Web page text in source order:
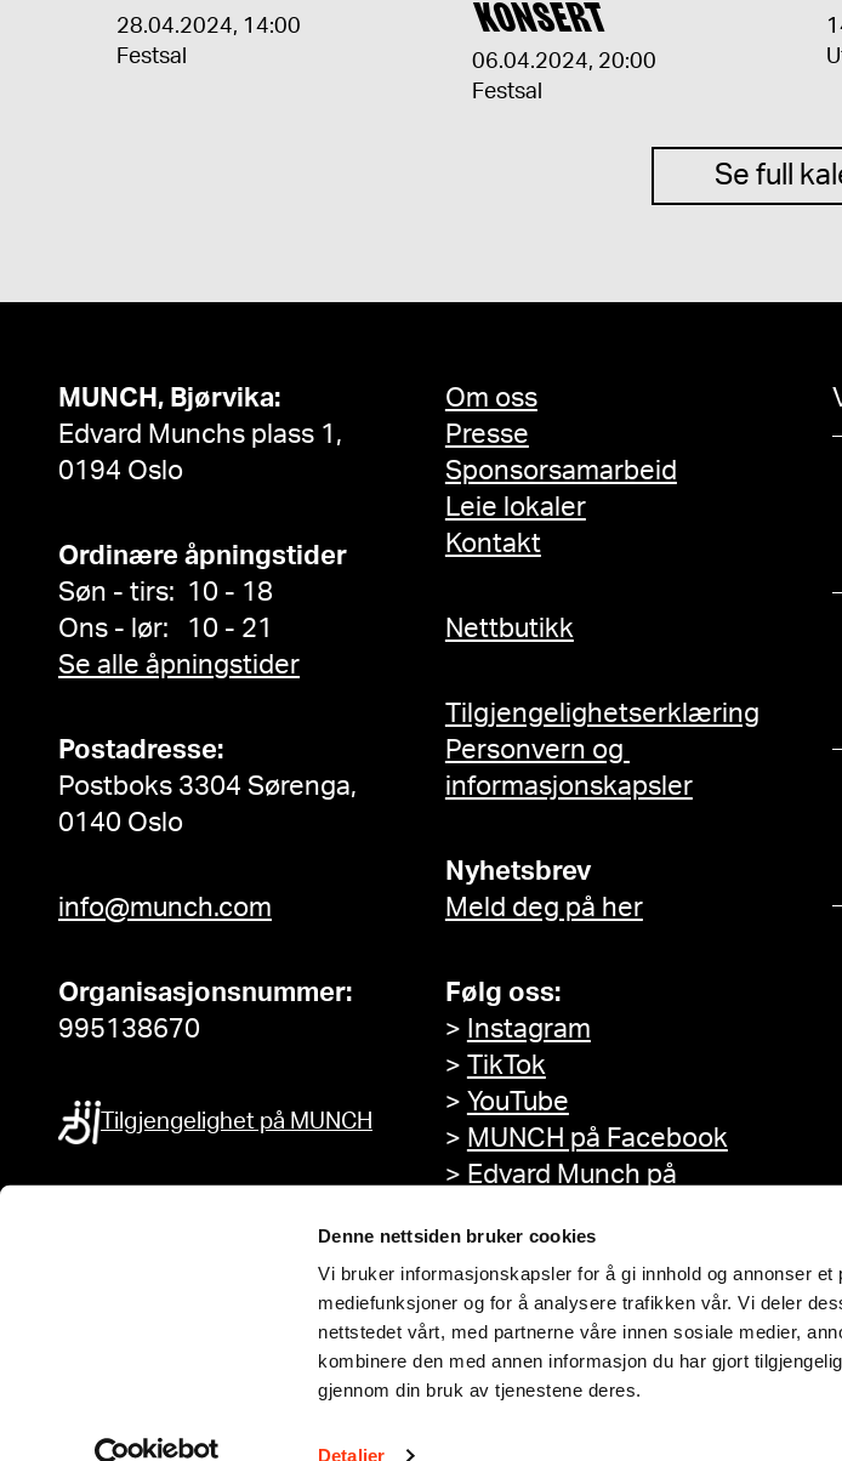
Denne nettsiden bruker cookies
Vi bruker informasjonskapsler for å gi innhold og annonser
mediefunksjoner og for å analysere trafikken vår. Vi deler
nettstedet vårt, med partnerne våre innen sosiale medier,
kombinere den med annen informasjon du har gjort
gjennom din bruk av tjenestene deres.
Detaljer
28.04.2024, 14:00
Festsal
KONSERT
06.04.2024, 20:00
Festsal
Se full
MUNCH, Bjørvika:
Edvard Munchs plass 1,
0194 Oslo
Ordinære åpningstider
Søn - tirs: 10 - 18
Ons - lør: 10 - 21
Se alle åpningstider
Postadresse:
Postboks 3304 Sørenga,
0140 Oslo
info@munch.com
Organisasjonsnummer:
995138670
Tilgjengelighet på MUNCH
Om oss
Presse
Sponsorsamarbeid
Leie lokaler
Kontakt
Nettbutikk
Tilgjengelighetserklæring
Personvern og
informasjonskapsler
Nyhetsbrev
Meld deg på her
Følg oss:
> Instagram
> TikTok
> YouTube
> MUNCH på Facebook
> Edvard Munch på